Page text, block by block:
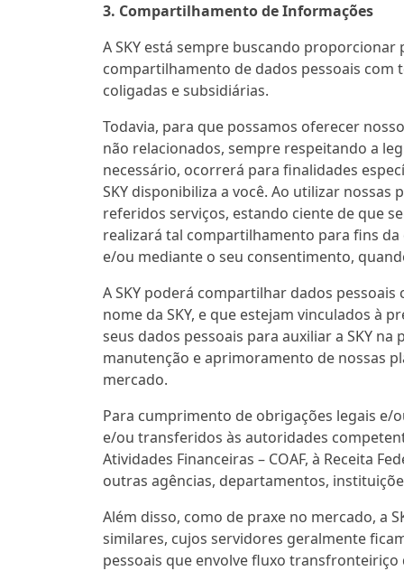
3. Compartilhamento de Informações
A SKY está sempre buscando
compartilhamento de dados pessoais com
coligadas e subsidiárias.
Todavia, para que possamos oferecer
não relacionados, sempre respeitando a
necessário, ocorrerá para finalidades
SKY disponibiliza a você. Ao utilizar
referidos serviços, estando ciente de que
realizará tal compartilhamento para fins
e/ou mediante o seu consentimento,
A SKY poderá compartilhar dados
nome da SKY, e que estejam vinculados à
seus dados pessoais para auxiliar a SKY
manutenção e aprimoramento de nossas
mercado.
Para cumprimento de obrigações legais e/
e/ou transferidos às autoridades
Atividades Financeiras – COAF, à Receita
outras agências, departamentos,
Além disso, como de praxe no mercado, a
similares, cujos servidores geralmente
pessoais que envolve fluxo